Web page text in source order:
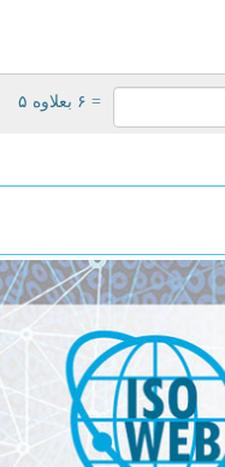
= ۶ بعلاوه ۵